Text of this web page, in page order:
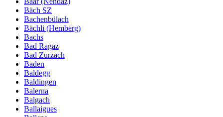
Bäch SZ
Bachenbülach
Bächli (Hemberg)
Bachs
Bad Ragaz
Bad Zurzach
Baden
Baldegg
Baldingen
Balerna
Balgach
Ballaigues